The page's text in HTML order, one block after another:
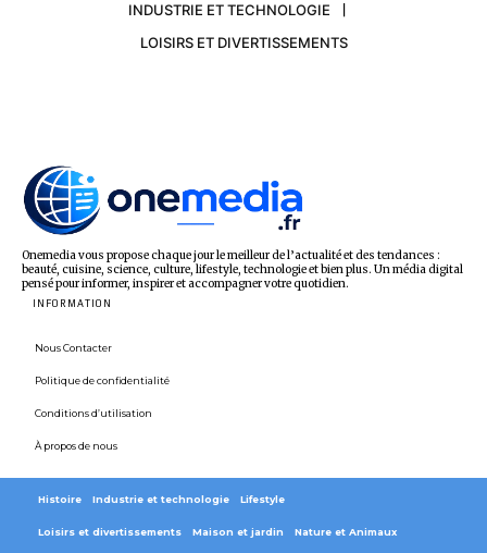
INDUSTRIE ET TECHNOLOGIE
LOISIRS ET DIVERTISSEMENTS
Onemedia vous propose chaque jour le meilleur de l’actualité et des tendances :
beauté, cuisine, science, culture, lifestyle, technologie et bien plus. Un média digital
pensé pour informer, inspirer et accompagner votre quotidien.
INFORMATION
Nous Contacter
Politique de confidentialité
Conditions d’utilisation
À propos de nous
Histoire Industrie et technologie Lifestyle
Loisirs et divertissements Maison et jardin Nature et Animaux